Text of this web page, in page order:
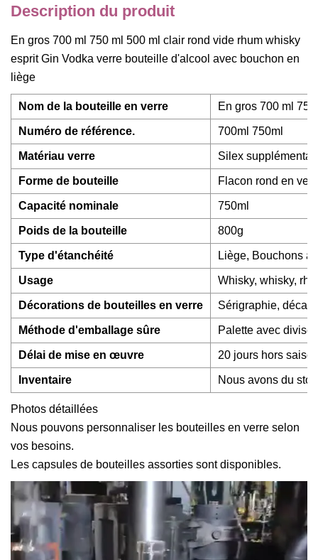
Description du produit
En gros 700 ml 750 ml 500 ml clair rond vide rhum whisky
esprit Gin Vodka verre bouteille d'alcool avec bouchon en
liège
Nom de la bouteille en verre En gros 700 ml
Numéro de référence. 700ml 750ml
Matériau verre Silex
Forme de bouteille Flacon rond en
Capacité nominale 750ml
Poids de la bouteille 800g
Type d'étanchéité Liège, Bouchons à
Usage Whisky, whisky,
Décorations de bouteilles en verre Sérigraphie,
Méthode d'emballage sûre Palette avec
Délai de mise en œuvre 20 jours hors
Inventaire Nous avons du
Photos détaillées
Nous pouvons personnaliser les bouteilles en verre selon
vos besoins.
Les capsules de bouteilles assorties sont disponibles.